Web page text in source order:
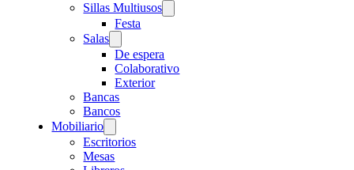
Sillas Multiusos
Festa
Salas
De espera
Colaborativo
Exterior
Bancas
Bancos
Mobiliario
Escritorios
Mesas